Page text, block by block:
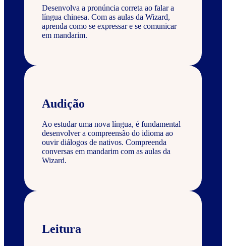
Desenvolva a pronúncia correta ao falar a
língua chinesa. Com as aulas da Wizard,
aprenda como se expressar e se comunicar
em mandarim.
Audição
Ao estudar uma nova língua, é fundamental
desenvolver a compreensão do idioma ao
ouvir diálogos de nativos. Compreenda
conversas em mandarim com as aulas da
Wizard.
Leitura